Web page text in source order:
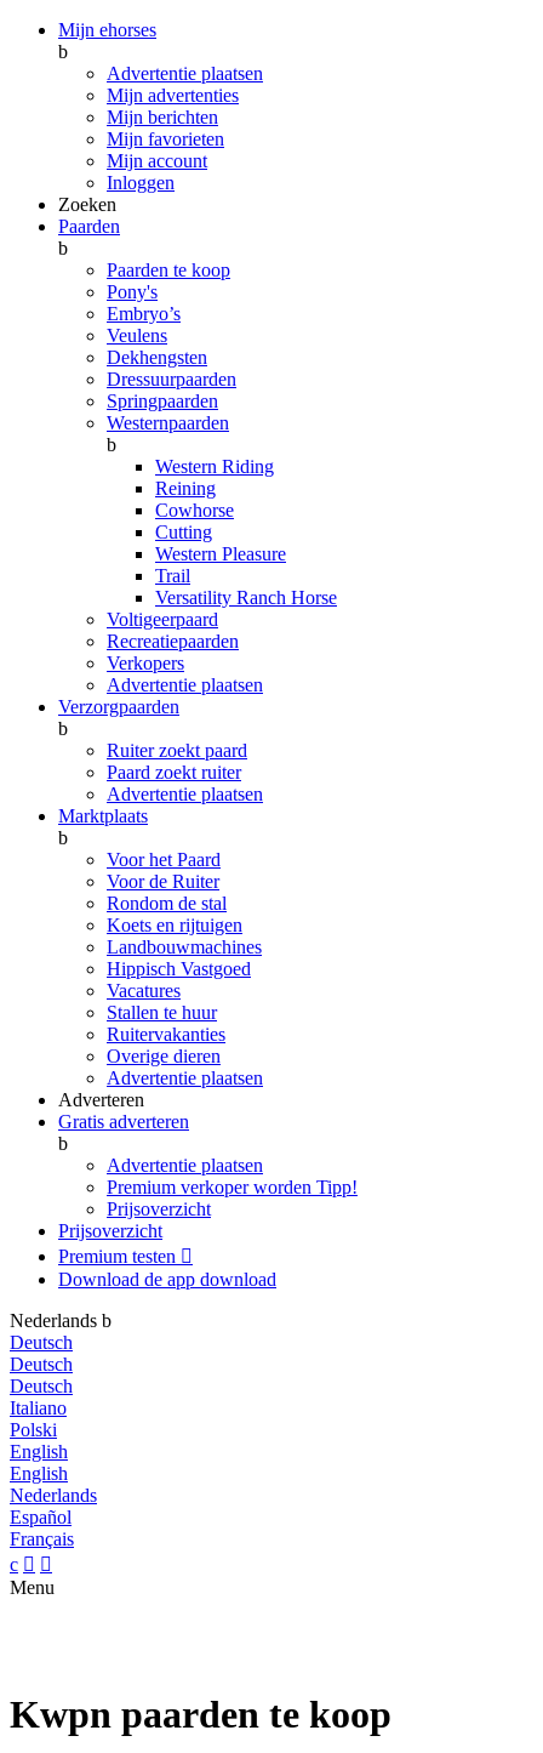
Mijn ehorses
b
Advertentie plaatsen
Mijn advertenties
Mijn berichten
Mijn favorieten
Mijn account
Inloggen
Zoeken
Paarden
b
Paarden te koop
Pony's
Embryo’s
Veulens
Dekhengsten
Dressuurpaarden
Springpaarden
Westernpaarden
b
Western Riding
Reining
Cowhorse
Cutting
Western Pleasure
Trail
Versatility Ranch Horse
Voltigeerpaard
Recreatiepaarden
Verkopers
Advertentie plaatsen
Verzorgpaarden
b
Ruiter zoekt paard
Paard zoekt ruiter
Advertentie plaatsen
Marktplaats
b
Voor het Paard
Voor de Ruiter
Rondom de stal
Koets en rijtuigen
Landbouwmachines
Hippisch Vastgoed
Vacatures
Stallen te huur
Ruitervakanties
Overige dieren
Advertentie plaatsen
Adverteren
Gratis adverteren
b
Advertentie plaatsen
Premium verkoper worden Tipp!
Prijsoverzicht
Prijsoverzicht
Premium testen 
Download de app download
Nederlands b
Deutsch
Deutsch
Deutsch
Italiano
Polski
English
English
Nederlands
Español
Français
c  
Menu
Kwpn paarden te koop